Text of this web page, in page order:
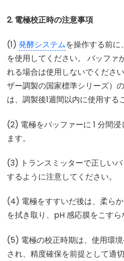
2. 電極校正時の注意事項
(1) 発酵システムを操作する前
を使用してください。 バッファ
れる場合は使用しないでくださ
ザー調製の国家標準シリーズ）
は、調製後1週間以内に使用する
(2) 電極をバッファーに 1 分間
ます。
(3) トランスミッターで正しい
するように注意してください。
(4) 電極をすすいだ後は、柔ら
を拭き取り、pH 感応膜をこすら
(5) 電極の校正時期は、使用環
され、精度確保を前提として適